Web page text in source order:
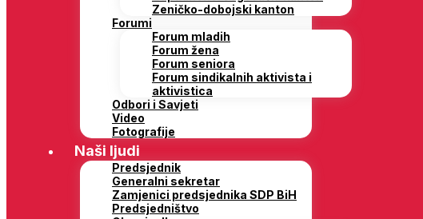
Zeničko-dobojski kanton
Forumi
Forum mladih
Forum žena
Forum seniora
Forum sindikalnih aktivista i
aktivistica
Odbori i Savjeti
Video
Fotografije
Naši ljudi
Predsjednik
Generalni sekretar
Zamjenici predsjednika SDP BiH
Predsjedništvo